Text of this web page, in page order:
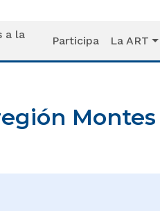
a la
Participa La ART